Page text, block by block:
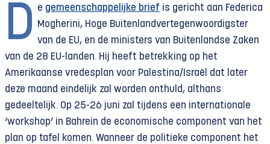
D e gemeenschappelijke brief is gericht aan Federica
Mogherini, Hoge Buitenlandvertegenwoordigster
van de EU, en de ministers van Buitenlandse Zaken
van de 28 EU-landen. Hij heeft betrekking op het
Amerikaanse vredesplan voor Palestina/Israël dat later
deze maand eindelijk zal worden onthuld, althans
gedeeltelijk. Op 25-26 juni zal tijdens een internationale
‘workshop’ in Bahrein de economische component van het
plan op tafel komen. Wanneer de politieke component het